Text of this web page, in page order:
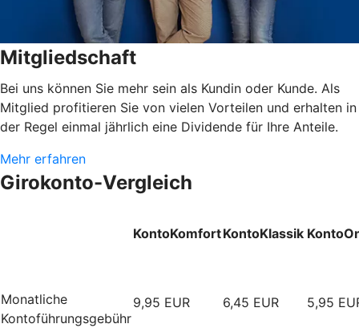
Mitgliedschaft
Bei uns können Sie mehr sein als Kundin oder Kunde. Als
Mitglied profitieren Sie von vielen Vorteilen und erhalten in
der Regel einmal jährlich eine Dividende für Ihre Anteile.
Mehr erfahren
Girokonto-Vergleich
KontoKomfortKontoKlassik
Monatliche
Kontoführungsgebühr
9,95 EUR 6,45 EUR 5,95